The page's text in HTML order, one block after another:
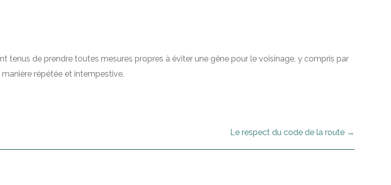
tenus de prendre toutes mesures propres à éviter une gêne pour le voisinage, y compris par
répétée et intempestive.
Le respect du code de la route →